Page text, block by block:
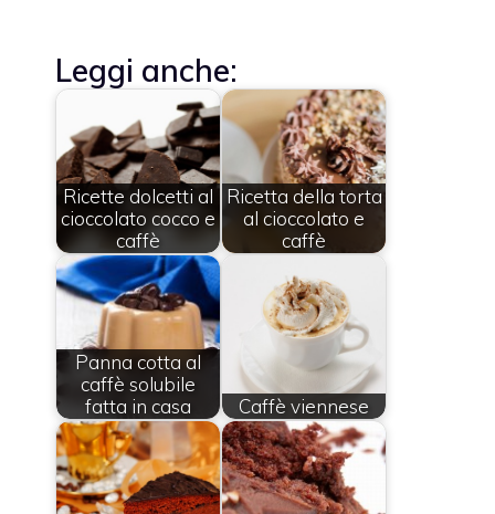
Leggi anche:
Ricette dolcetti al
cioccolato cocco e
caffè
Ricetta della torta
al cioccolato e
caffè
Panna cotta al
caffè solubile
fatta in casa
Caffè viennese